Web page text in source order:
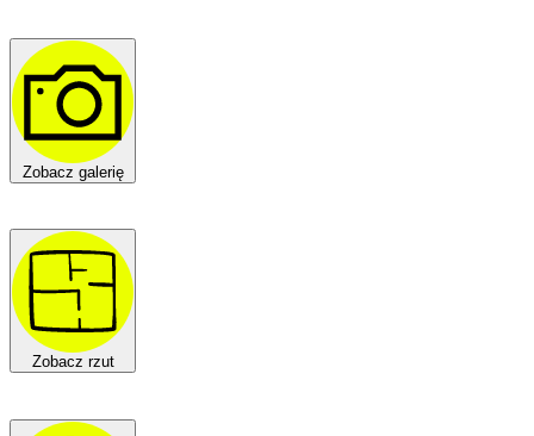
Zobacz galerię
Zobacz rzut